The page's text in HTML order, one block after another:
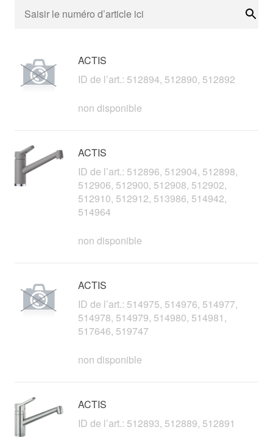
ACTIS
ID de l’art.: 512894, 512890, 512892
non disponible
ACTIS
ID de l’art.: 512896, 512904, 512898,
512906, 512900, 512908, 512902,
512910, 512912, 513986, 514942,
514964
non disponible
ACTIS
ID de l’art.: 514975, 514976, 514977,
514978, 514979, 514980, 514981,
517646, 519747
non disponible
ACTIS
ID de l’art.: 512893, 512889, 512891